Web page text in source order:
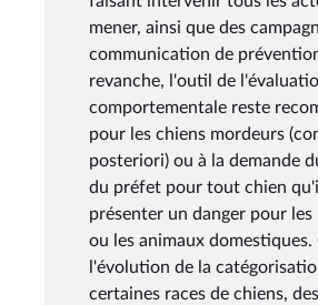
mener, ainsi que des
communication de
revanche, l'outil de
comportementale reste
pour les chiens mordeurs
posteriori) ou à la demande
du préfet pour tout chien
présenter un danger pour les
ou les animaux
l'évolution de la
certaines races de chiens,